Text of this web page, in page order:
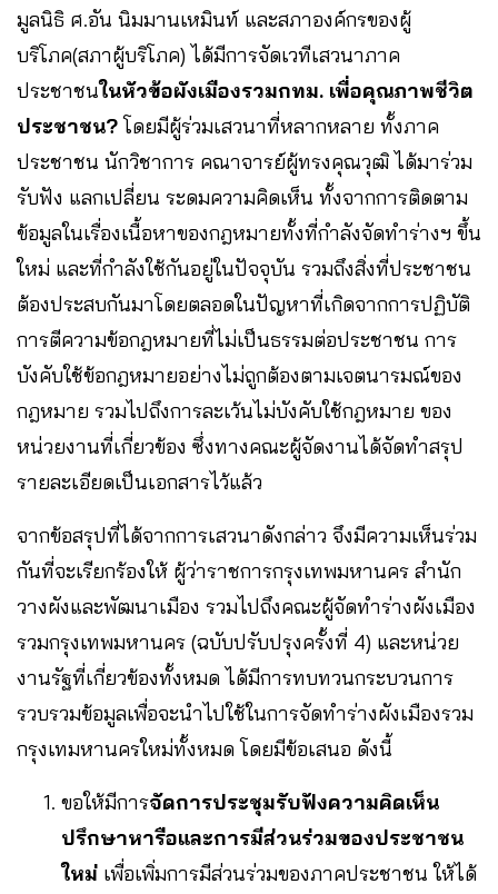
มูลนิธิ ศ.อัน นิมมานเหมินท์ และสภาองค์กรของผู้
บริโภค(สภาผู้บริโภค) ได้มีการจัดเวทีเสวนาภาค
ประชาชนในหัวข้อผังเมืองรวมกทม. เพื่อคุณภาพชีวิต
ประชาชน?โดยมีผู้ร่วมเสวนาที่หลากหลาย ทั้งภาค
ประชาชน นักวิชาการ คณาจารย์ผู้ทรงคุณวุฒิ ได้มาร่วม
รับฟัง แลกเปลี่ยน ระดมความคิดเห็น ทั้งจากการติดตาม
ข้อมูลในเรื่องเนื้อหาของกฎหมายทั้งที่กำลังจัดทำร่างฯ ขึ้น
ใหม่ และที่กำลังใช้กันอยู่ในปัจจุบัน รวมถึงสิ่งที่ประชาชน
ต้องประสบกันมาโดยตลอดในปัญหาที่เกิดจากการปฏิบัติ
การตีความข้อกฎหมายที่ไม่เป็นธรรมต่อประชาชน การ
บังคับใช้ข้อกฎหมายอย่างไม่ถูกต้องตามเจตนารมณ์ของ
กฎหมาย รวมไปถึงการละเว้นไม่บังคับใช้กฎหมาย ของ
หน่วยงานที่เกี่ยวข้อง ซึ่งทางคณะผู้จัดงานได้จัดทำสรุป
รายละเอียดเป็นเอกสารไว้แล้ว
จากข้อสรุปที่ได้จากการเสวนาดังกล่าว จึงมีความเห็นร่วม
กันที่จะเรียกร้องให้ ผู้ว่าราชการกรุงเทพมหานคร สำนัก
วางผังและพัฒนาเมือง รวมไปถึงคณะผู้จัดทำร่างผังเมือง
รวมกรุงเทพมหานคร (ฉบับปรับปรุงครั้งที่ 4) และหน่วย
งานรัฐที่เกี่ยวข้องทั้งหมด ได้มีการทบทวนกระบวนการ
รวบรวมข้อมูลเพื่อจะนำไปใช้ในการจัดทำร่างผังเมืองรวม
กรุงเทมหานครใหม่ทั้งหมด โดยมีข้อเสนอ ดังนี้
ขอให้มีการจัดการประชุมรับฟังความคิดเห็น
ปรึกษาหารือและการมีส่วนร่วมของประชาชน
ใหม่ เพื่อเพิ่มการมีส่วนร่วมของภาคประชาชน ให้ได้